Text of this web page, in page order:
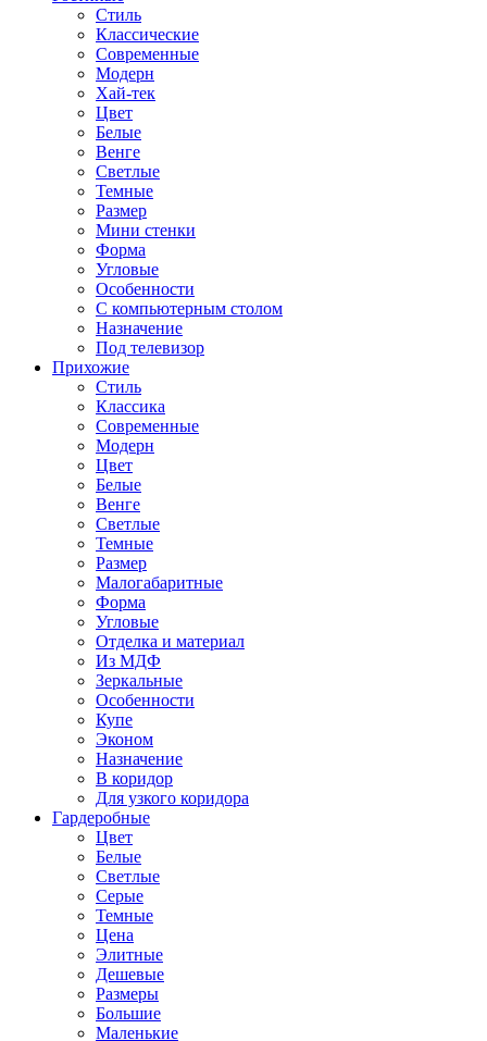
Стиль
Классические
Современные
Модерн
Хай-тек
Цвет
Белые
Венге
Светлые
Темные
Размер
Мини стенки
Форма
Угловые
Особенности
С компьютерным столом
Назначение
Под телевизор
Прихожие
Стиль
Классика
Современные
Модерн
Цвет
Белые
Венге
Светлые
Темные
Размер
Малогабаритные
Форма
Угловые
Отделка и материал
Из МДФ
Зеркальные
Особенности
Купе
Эконом
Назначение
В коридор
Для узкого коридора
Гардеробные
Цвет
Белые
Светлые
Серые
Темные
Цена
Элитные
Дешевые
Размеры
Большие
Маленькие